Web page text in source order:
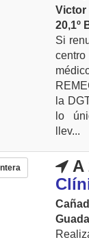
20,1º
Si
la
lo
llev...
A